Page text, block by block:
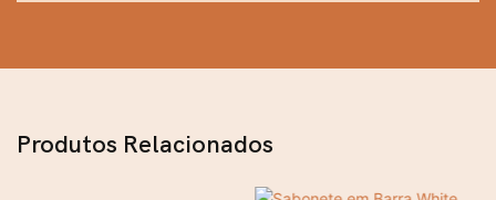
Produtos Relacionados